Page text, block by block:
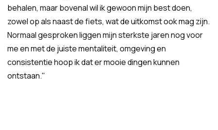
behalen, maar bovenal wil ik gewoon mijn best doen,
zowel op als naast de fiets, wat de uitkomst ook mag zijn.
Normaal gesproken liggen mijn sterkste jaren nog voor
me en met de juiste mentaliteit, omgeving en
consistentie hoop ik dat er mooie dingen kunnen
ontstaan."